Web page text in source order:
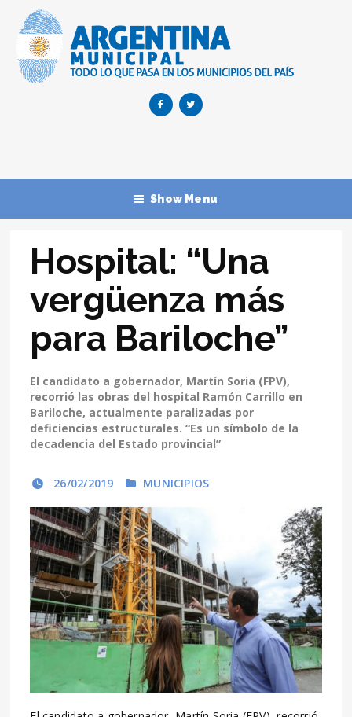
Show Menu
Hospital: “Una
vergüenza más
para Bariloche”
El candidato a gobernador, Martín Soria (FPV),
recorrió las obras del hospital Ramón Carrillo en
Bariloche, actualmente paralizadas por
deficiencias estructurales. “Es un símbolo de la
decadencia del Estado provincial”
26/02/2019 MUNICIPIOS